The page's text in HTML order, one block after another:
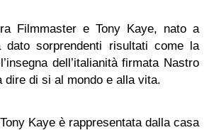
Filmmaster e Tony Kaye, nato a
sorprendenti risultati come la
dell’italianità firmata Nastro
dire di si al mondo e alla vita.
Kaye è rappresentata dalla casa